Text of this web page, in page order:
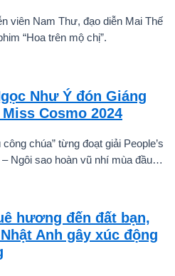
viên Nam Thư, đạo diễn Mai Thế
“Hoa trên mộ chị”.
Như Ý đón Giáng
Cosmo 2024
chúa” từng đoạt giải People’s
Ngôi sao hoàn vũ nhí mùa đầu
hương đến đất bạn,
Anh gây xúc động